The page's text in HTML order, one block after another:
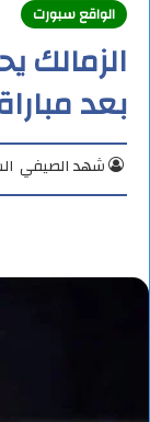
الواقع سبورت
الزمالك
بعد
شهد الصيفي